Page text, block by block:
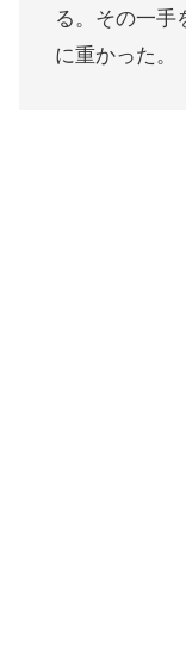
る。その一手
に重かった。